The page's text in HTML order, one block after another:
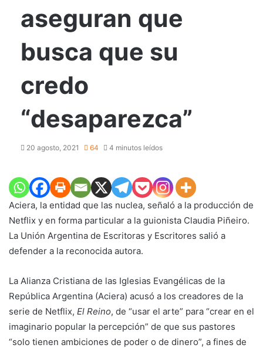
aseguran que
busca que su
credo
“desaparezca”
20 agosto, 2021 64 4 minutos leídos
Aciera, la entidad que las nuclea, señaló a la producción de
Netflix y en forma particular a la guionista Claudia Piñeiro.
La Unión Argentina de Escritoras y Escritores salió a
defender a la reconocida autora.
La Alianza Cristiana de las Iglesias Evangélicas de la
República Argentina (Aciera) acusó a los creadores de la
serie de Netflix, El Reino, de “usar el arte” para “crear en el
imaginario popular la percepción” de que sus pastores
“solo tienen ambiciones de poder o de dinero”, a fines de